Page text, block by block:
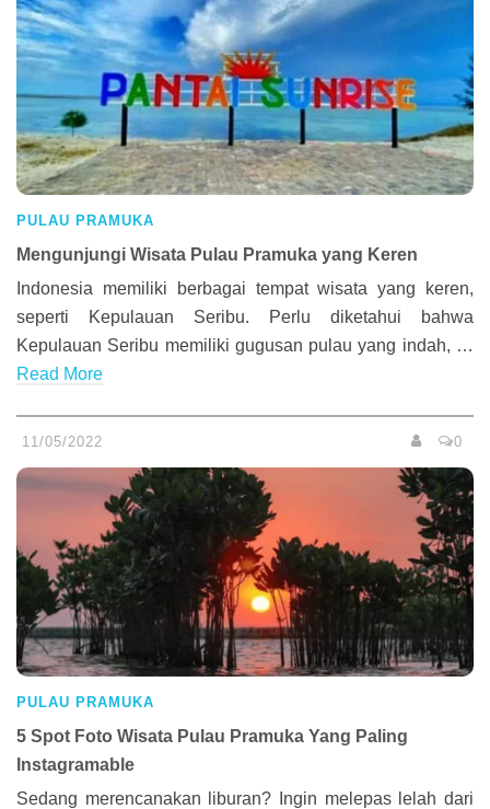
PULAU PRAMUKA
Mengunjungi Wisata Pulau Pramuka yang Keren
Indonesia memiliki berbagai tempat wisata yang keren,
seperti Kepulauan Seribu. Perlu diketahui bahwa
Kepulauan Seribu memiliki gugusan pulau yang indah, …
Read More
11/05/2022 0
PULAU PRAMUKA
5 Spot Foto Wisata Pulau Pramuka Yang Paling
Instagramable
Sedang merencanakan liburan? Ingin melepas lelah dari